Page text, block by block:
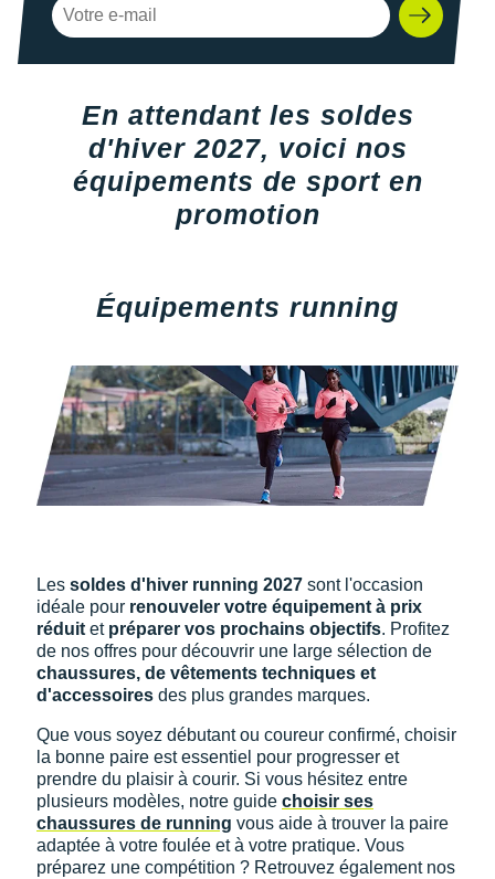
En attendant les soldes
d'hiver 2027, voici nos
équipements de sport en
promotion
Équipements running
Les soldes d'hiver running 2027 sont l'occasion
idéale pour renouveler votre équipement à prix
réduit et préparer vos prochains objectifs. Profitez
de nos offres pour découvrir une large sélection de
chaussures, de vêtements techniques et
d'accessoires des plus grandes marques.
Que vous soyez débutant ou coureur confirmé, choisir
la bonne paire est essentiel pour progresser et
prendre du plaisir à courir. Si vous hésitez entre
plusieurs modèles, notre guide choisir ses
chaussures de running vous aide à trouver la paire
adaptée à votre foulée et à votre pratique. Vous
préparez une compétition ? Retrouvez également nos
Raidlight
Saucony
Sidas
Smoon
Speedo
Ta Energy
The North Face
Thuasne
Withings
X-Bionic
X-Socks